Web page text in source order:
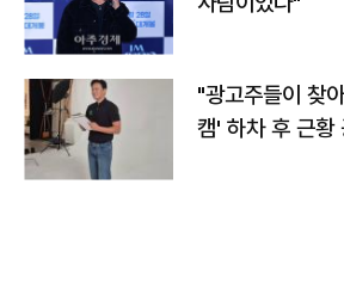
"광고주들이 찾
캠' 하차 후 근황